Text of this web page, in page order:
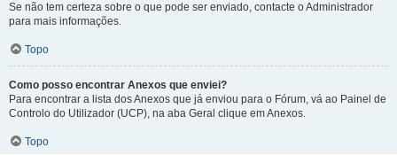
Se não tem certeza sobre o que pode ser enviado, contacte o Administrador
para mais informações.
Topo
Como posso encontrar Anexos que enviei?
Para encontrar a lista dos Anexos que já enviou para o Fórum, vá ao Painel de
Controlo do Utilizador (UCP), na aba Geral clique em Anexos.
Topo